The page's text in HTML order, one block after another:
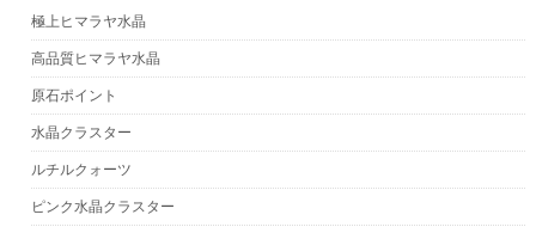
極上ヒマラヤ水晶
高品質ヒマラヤ水晶
原石ポイント
水晶クラスター
ルチルクォーツ
ピンク水晶クラスター